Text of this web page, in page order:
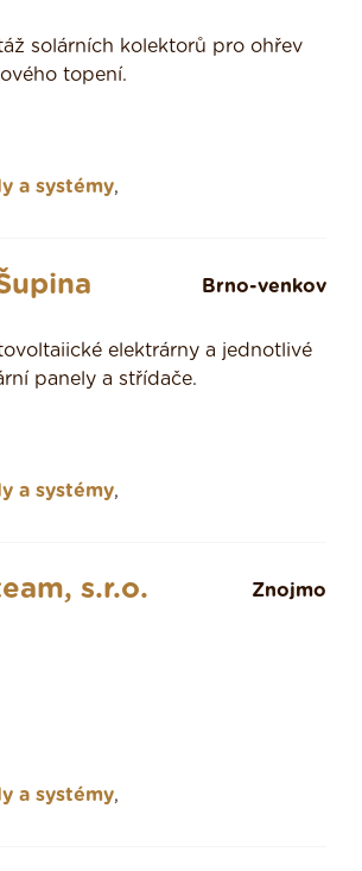
solárních kolektorů pro ohřev
topení.
a systémy,
Brno-venkov
elektrárny a jednotlivé
panely a střídače.
a systémy,
s.r.o. Znojmo
a systémy,